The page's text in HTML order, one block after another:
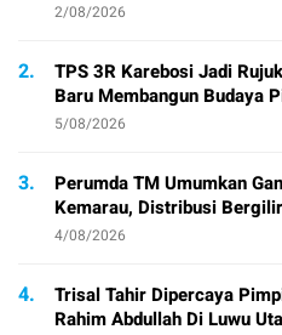
2/08/2026
2.
TPS 3R Karebosi Jadi
Baru Membangun Budaya
5/08/2026
3.
Perumda TM Umumkan
Kemarau, Distribusi
4/08/2026
4.
Trisal Tahir Dipercaya
Rahim Abdullah Di Luwu